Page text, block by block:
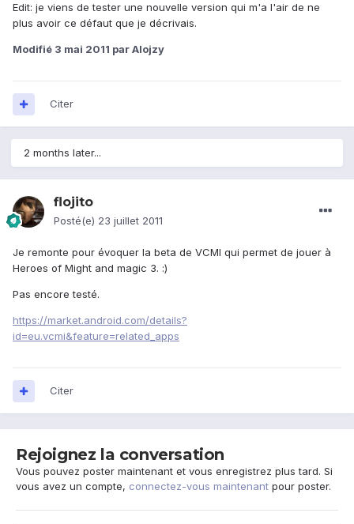
Edit: je viens de tester une nouvelle version qui m'a l'air de ne
plus avoir ce défaut que je décrivais.
Modifié 3 mai 2011 par Alojzy
Citer
2 months later...
flojito
Posté(e) 23 juillet 2011
Je remonte pour évoquer la beta de VCMI qui permet de jouer à
Heroes of Might and magic 3. :)
Pas encore testé.
https://market.android.com/details?
id=eu.vcmi&feature=related_apps
Citer
Rejoignez la conversation
Vous pouvez poster maintenant et vous enregistrez plus tard. Si
vous avez un compte, connectez-vous maintenant pour poster.